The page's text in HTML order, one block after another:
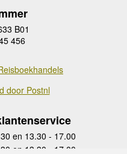
B01
456
door Postnl
en 13.30 - 17.00
en 13.30 - 17.00